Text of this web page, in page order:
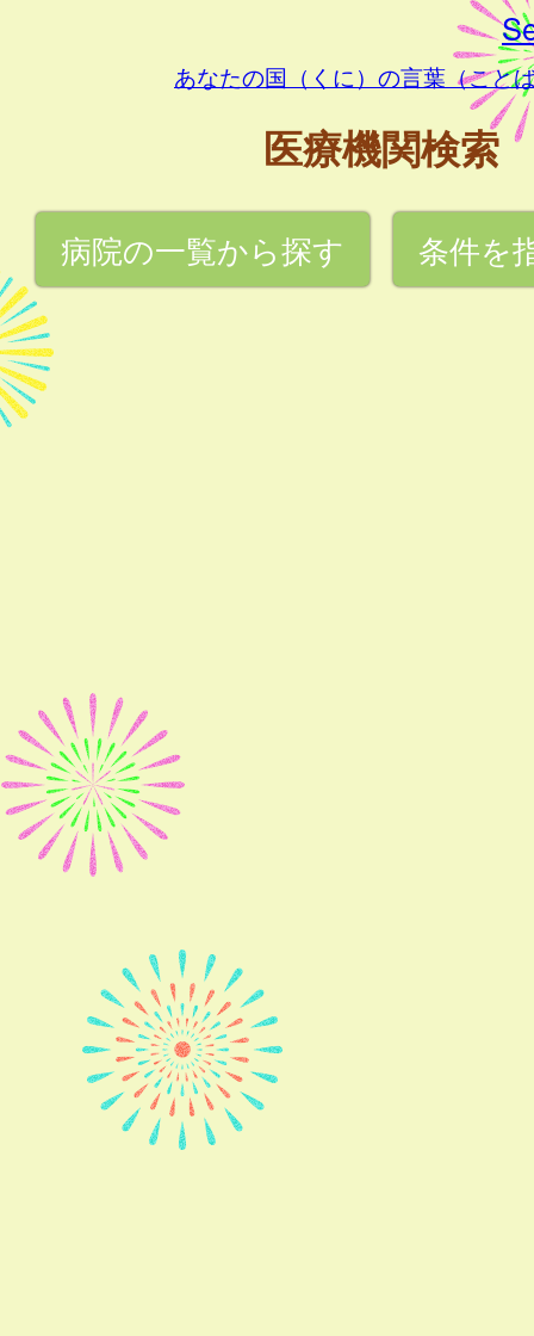
あなたの国（くに）の言葉（こと
医療機関検索
病院の一覧から探す 条件を